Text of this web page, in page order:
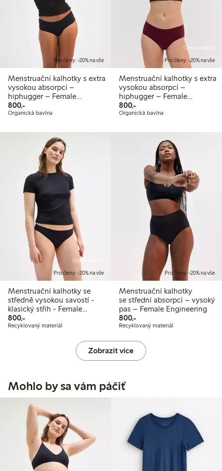
Pro členy: -20% na vše
Menstruační kalhotky s extra
vysokou absorpcí –
hiphugger – Female
Engineering
800,-800,00 Kč
Organická bavlna
Online edition
Pro členy: -20% na vše
Menstruační kalhotky s extra
vysokou absorpcí –
hiphugger – Female
Engineering
800,-800,00 Kč
Organická bavlna
Online edition
Pro členy: -20% na vše
Menstruační kalhotky se
středně vysokou savostí -
klasický střih - Female
Engineering
800,-800,00 Kč
Recyklovaný materiál
Pro členy: -20% na vše
Menstruační kalhotky
se střední absorpcí – vysoký
pas – Female Engineering
800,-800,00 Kč
Recyklovaný materiál
Zobrazit více
Mohlo by sa vám páčiť